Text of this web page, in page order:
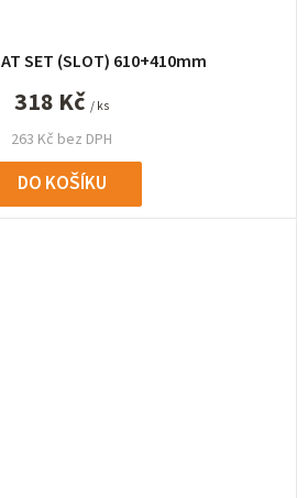
SET (SLOT) 610+410mm
263 Kč bez DPH
318 Kč / ks
DO KOŠÍKU